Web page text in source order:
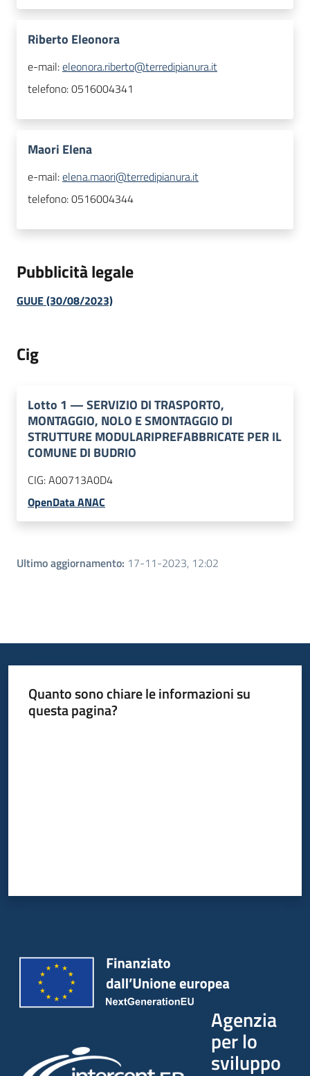
Riberto Eleonora
e-mail:eleonora.riberto@terredipianura.it
telefono:0516004341
Maori Elena
e-mail:elena.maori@terredipianura.it
telefono:0516004344
Pubblicità legale
GUUE (30/08/2023)
Cig
Lotto 1 —SERVIZIO DI TRASPORTO,
MONTAGGIO, NOLO E SMONTAGGIO DI
STRUTTURE MODULARIPREFABBRICATE PER IL
COMUNE DI BUDRIO
CIG:A00713A0D4
OpenData ANAC
Ultimo aggiornamento: 17-11-2023, 12:02
Quanto sono chiare le informazioni su
questa pagina?
Agenzia
per lo
sviluppo